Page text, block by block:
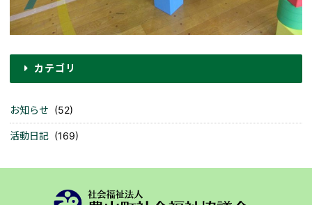
カテゴリ
お知らせ (52)
活動日記 (169)